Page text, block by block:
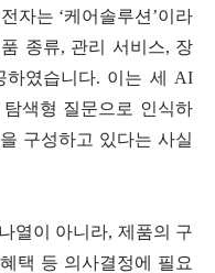
자는 ‘케어솔루션’이라
종류, 관리 서비스, 장
하였습니다. 이는 세 AI
색형 질문으로 인식하
구성하고 있다는 사실
열이 아니라, 제품의 구
택 등 의사결정에 필요